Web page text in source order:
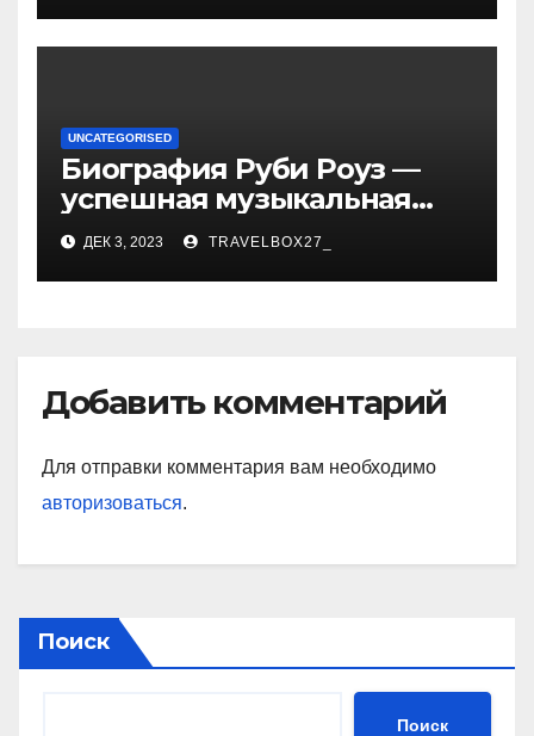
достижениях!
UNCATEGORISED
Биография Руби Роуз —
успешная музыкальная
карьера, личная жизнь и
знаковые достижения
ДЕК 3, 2023 TRAVELBOX27_
Добавить комментарий
Для отправки комментария вам необходимо
авторизоваться.
Поиск
Поиск